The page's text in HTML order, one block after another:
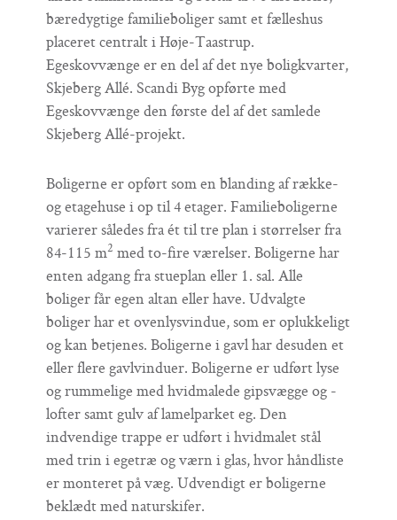
bæredygtige familieboliger samt et fælleshus
placeret centralt i Høje-Taastrup.
Egeskovvænge er en del af det nye boligkvarter,
Skjeberg Allé. Scandi Byg opførte med
Egeskovvænge den første del af det samlede
Skjeberg Allé-projekt.
Boligerne er opført som en blanding af række-
og etagehuse i op til 4 etager. Familieboligerne
varierer således fra ét til tre plan i størrelser fra
84-115 m2 med to-fire værelser. Boligerne har
enten adgang fra stueplan eller 1. sal. Alle
boliger får egen altan eller have. Udvalgte
boliger har et ovenlysvindue, som er oplukkeligt
og kan betjenes. Boligerne i gavl har desuden et
eller flere gavlvinduer. Boligerne er udført lyse
og rummelige med hvidmalede gipsvægge og -
lofter samt gulv af lamelparket eg. Den
indvendige trappe er udført i hvidmalet stål
med trin i egetræ og værn i glas, hvor håndliste
er monteret på væg. Udvendigt er boligerne
beklædt med naturskifer.